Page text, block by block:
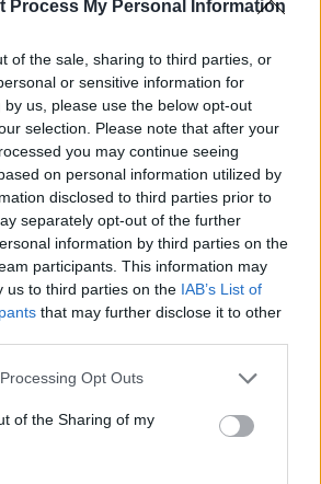
Process My Personal Information
of the sale, sharing to third parties, or
or sensitive information for
us, please use the below opt-out
selection. Please note that after your
you may continue seeing
on personal information utilized by
disclosed to third parties prior to
separately opt-out of the further
information by third parties on the
participants. This information may
us to third parties on the IAB’s List of
that may further disclose it to other
Opt Outs
of the Sharing of my
за мир и
нова ядрена трагедия